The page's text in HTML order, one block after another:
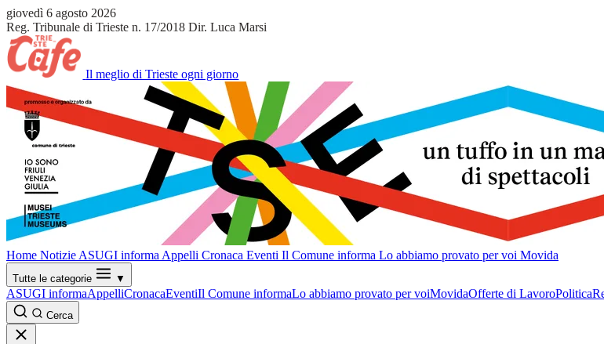
giovedì 6 agosto 2026
Reg. Tribunale di Trieste n. 17/2018 Dir. Luca Marsi
Il meglio di Trieste ogni giorno
Home Notizie ASUGI informa Appelli Cronaca Eventi Il Comune informa Lo abbiamo provato per voi Movida
Tutte le categorie ▼
ASUGI informaAppelliCronacaEventiIl Comune informaLo abbiamo provato per voiMovidaOfferte di LavoroPolitica
Cerca